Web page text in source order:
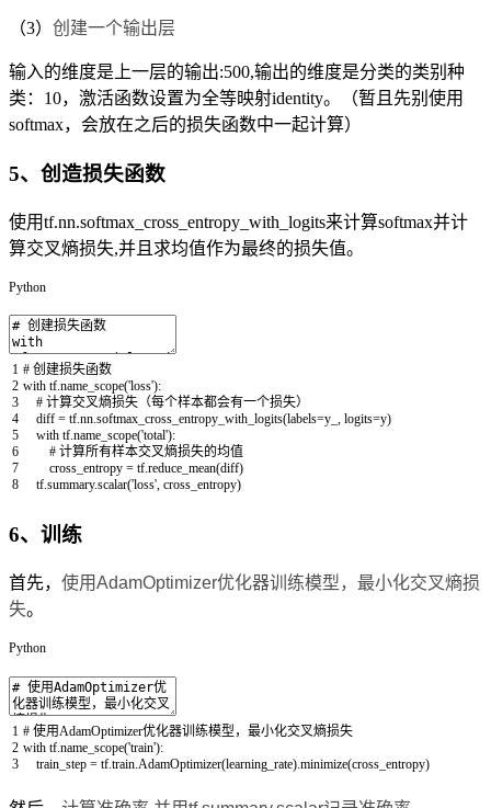
（3） 创建一个输出层
输入的维度是上一层的输出:500,输出的维度是分类的类别种
类：10，激活函数设置为全等映射identity。（暂且先别使用
softmax，会放在之后的损失函数中一起计算）
5、创造损失函数
使用tf.nn.softmax_cross_entropy_with_logits来计算softmax并计
算交叉熵损失,并且求均值作为最终的损失值。
Python
1
2
3
4
5
6
7
8
# 创建损失函数
with tf.name_scope('loss'):
# 计算交叉熵损失（每个样本都会有一个损失）
diff = tf.nn.softmax_cross_entropy_with_logits(labels=y_ , logits=y)
with tf.name_scope('total'):
# 计算所有样本交叉熵损失的均值
cross_entropy = tf.reduce_mean(diff)
tf.summary.scalar('loss', cross_entropy)
6、训练
首先， 使用AdamOptimizer优化器训练模型，最小化交叉熵损
失。
Python
1
2
3
# 使用AdamOptimizer优化器训练模型，最小化交叉熵损失
with tf name_scope('train'):
train_step = tf train AdamOptimizer(learning_rate) minimize(cross_entropy)